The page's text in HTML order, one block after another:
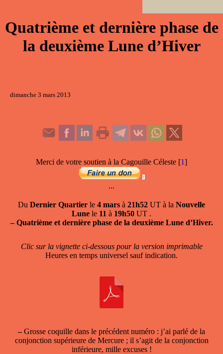
Quatrième et dernière phase de
la deuxième Lune d’Hiver
dimanche 3 mars 2013
Merci de votre soutien à la Cagouille Céleste [1]
...
Du Dernier Quartier le 4 mars à 21h52 UT à la Nouvelle
Lune le 11 à 19h50 UT .
– Quatrième et dernière phase de la deuxième Lune d’Hiver.
Clic sur la vignette ci-dessous pour la version imprimable
Heures en temps universel sauf indication.
–Grosse coquille dans le précédent numéro : j’ai parlé de la
conjonction supérieure de Mercure ; il s’agit de la conjonction
inférieure, mille excuses !